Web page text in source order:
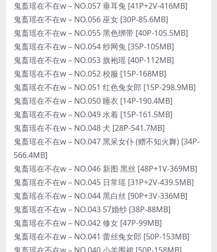
鬼畜瑶在不在w – NO.057 垂耳兔 [41P+2V-416MB]
鬼畜瑶在不在w – NO.056 巫女 [30P-85.6MB]
鬼畜瑶在不在w – NO.055 黑色绑带 [40P-105.5MB]
鬼畜瑶在不在w – NO.054 纱网兔 [35P-105MB]
鬼畜瑶在不在w – NO.053 旗袍瑶 [40P-112MB]
鬼畜瑶在不在w – NO.052 校服 [15P-168MB]
鬼畜瑶在不在w – NO.051 红色兔女郎 [15P-298.9MB]
鬼畜瑶在不在w – NO.050 睡衣 [14P-190.4MB]
鬼畜瑶在不在w – NO.049 水着 [15P-161.5MB]
鬼畜瑶在不在w – NO.048 犬 [28P-541.7MB]
鬼畜瑶在不在w – NO.047 黑呆女仆 (赠不知火舞) [34P-
566.4MB]
鬼畜瑶在不在w – NO.046 新图 黑丝 [48P+1V-369MB]
鬼畜瑶在不在w – NO.045 日常瑶 [31P+2V-439.5MB]
鬼畜瑶在不在w – NO.044 黑白丝 [90P+3V-336MB]
鬼畜瑶在不在w – NO.043 57婚纱 [38P-88MB]
鬼畜瑶在不在w – NO.042 修女 [47P-99MB]
鬼畜瑶在不在w – NO.041 蕾丝兔女郎 [50P-153MB]